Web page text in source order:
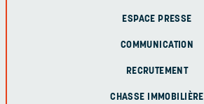
ESPACE PRESSE
COMMUNICATION
RECRUTEMENT
CHASSE IMMOBILIÈRE